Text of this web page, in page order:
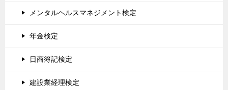
メンタルヘルスマネジメント検定
年金検定
日商簿記検定
建設業経理検定